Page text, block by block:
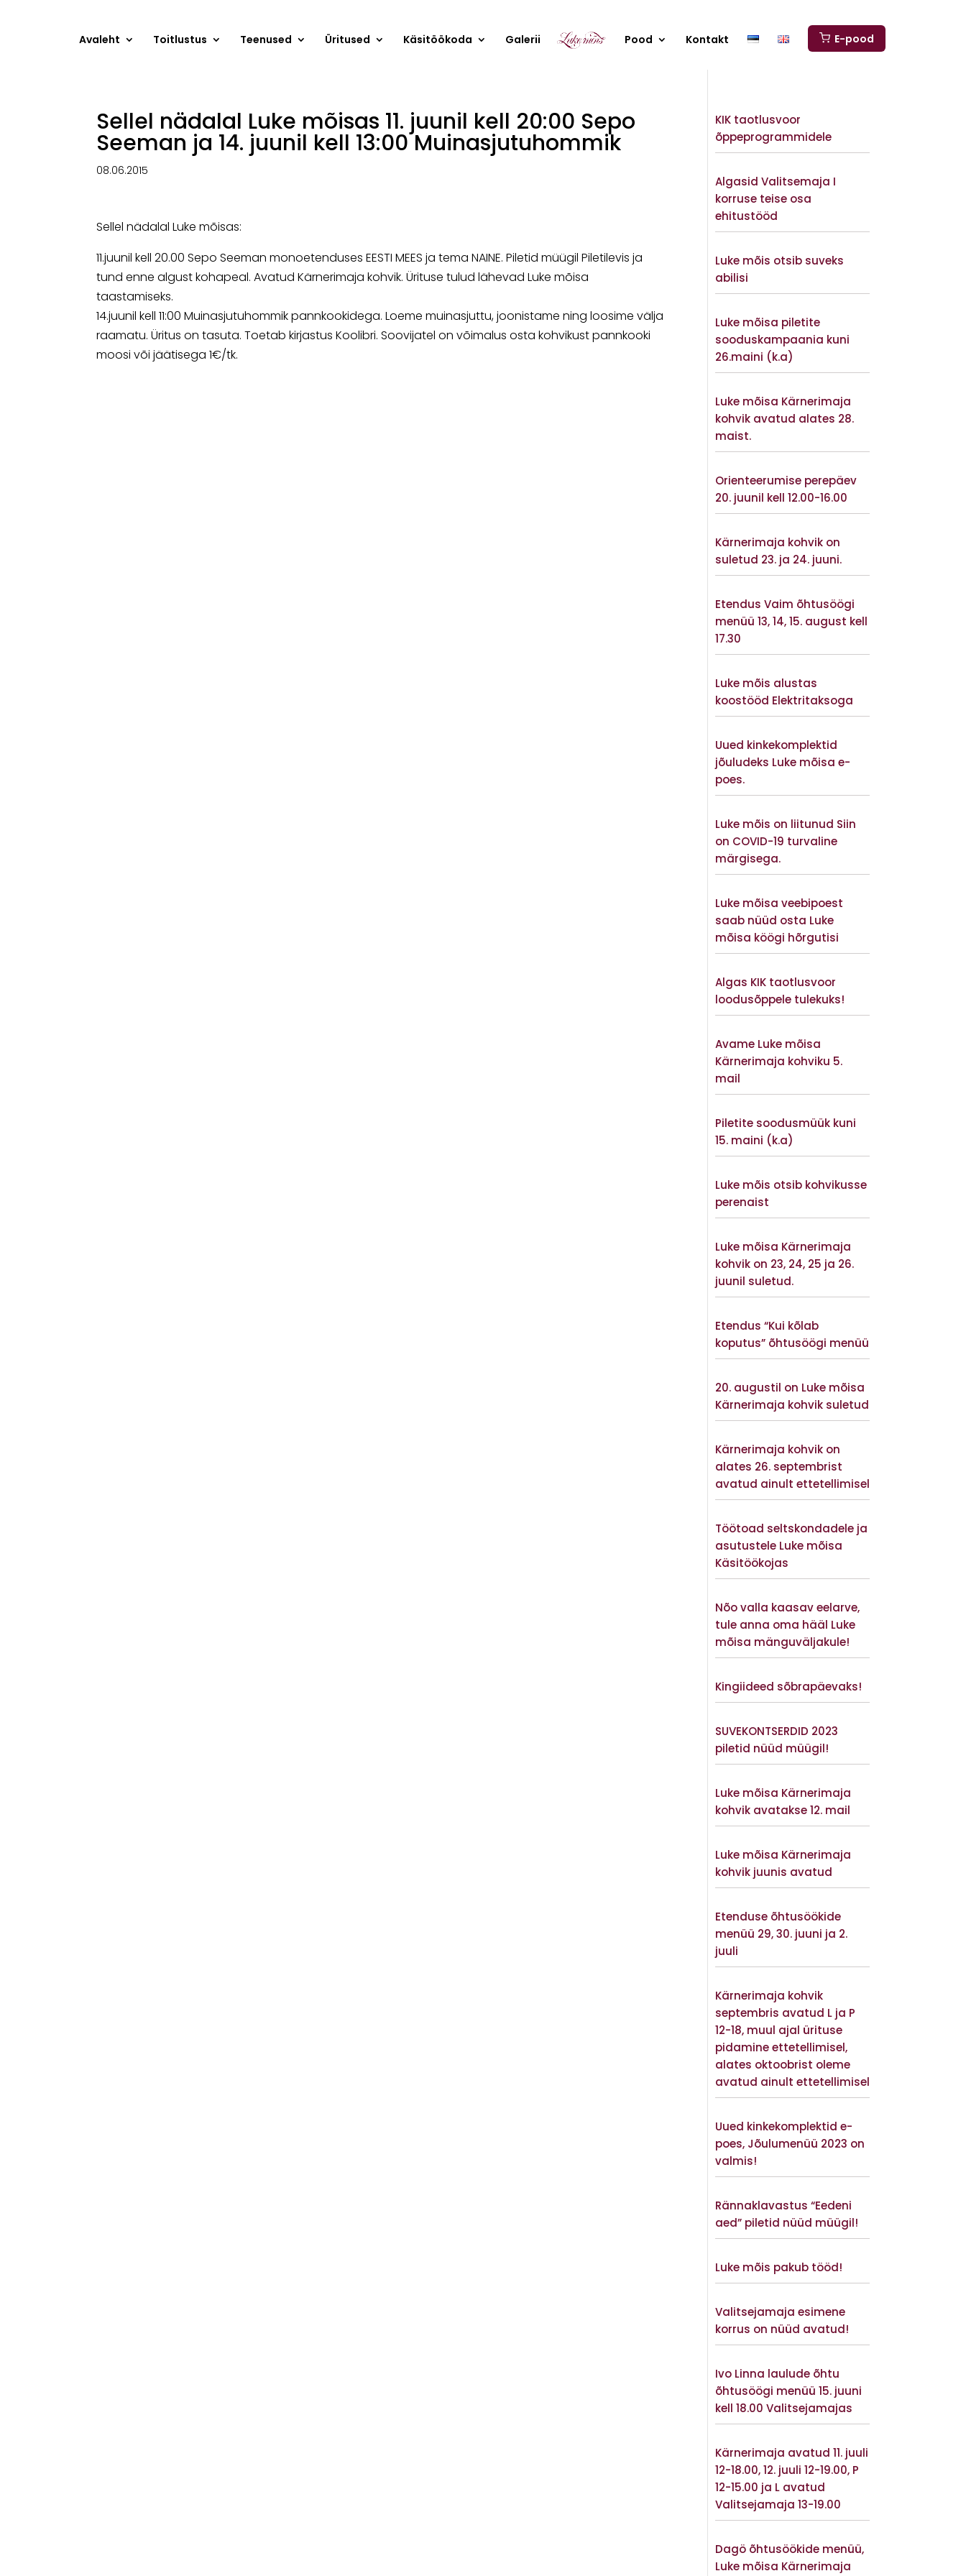
Avaleht Toitlustus Teenused Üritused Käsitöökoda Galerii Pood Kontakt E-pood
Sellel nädalal Luke mõisas 11. juunil kell 20:00 Sepo
Seeman ja 14. juunil kell 13:00 Muinasjutuhommik
08.06.2015
Sellel nädalal Luke mõisas:
11.juunil kell 20.00 Sepo Seeman monoetenduses EESTI MEES ja tema NAINE. Piletid müügil Piletilevis ja
tund enne algust kohapeal. Avatud Kärnerimaja kohvik. Ürituse tulud lähevad Luke mõisa
taastamiseks.
14.juunil kell 11:00 Muinasjutuhommik pannkookidega. Loeme muinasjuttu, joonistame ning loosime välja
raamatu. Üritus on tasuta. Toetab kirjastus Koolibri. Soovijatel on võimalus osta kohvikust pannkooki
moosi või jäätisega 1€/tk.
KIK taotlusvoor
õppeprogrammidele
Algasid Valitsemaja I
korruse teise osa
ehitustööd
Luke mõis otsib suveks
abilisi
Luke mõisa piletite
sooduskampaania kuni
26.maini (k.a)
Luke mõisa Kärnerimaja
kohvik avatud alates 28.
maist.
Orienteerumise perepäev
20. juunil kell 12.00-16.00
Kärnerimaja kohvik on
suletud 23. ja 24. juuni.
Etendus Vaim õhtusöögi
menüü 13, 14, 15. august kell
17.30
Luke mõis alustas
koostööd Elektritaksoga
Uued kinkekomplektid
jõuludeks Luke mõisa e-
poes.
Luke mõis on liitunud Siin
on COVID-19 turvaline
märgisega.
Luke mõisa veebipoest
saab nüüd osta Luke
mõisa köögi hõrgutisi
Algas KIK taotlusvoor
loodusõppele tulekuks!
Avame Luke mõisa
Kärnerimaja kohviku 5.
mail
Piletite soodusmüük kuni
15. maini (k.a)
Luke mõis otsib kohvikusse
perenaist
Luke mõisa Kärnerimaja
kohvik on 23, 24, 25 ja 26.
juunil suletud.
Etendus “Kui kõlab
koputus” õhtusöögi menüü
20. augustil on Luke mõisa
Kärnerimaja kohvik suletud
Kärnerimaja kohvik on
alates 26. septembrist
avatud ainult ettetellimisel
Töötoad seltskondadele ja
asutustele Luke mõisa
Käsitöökojas
Nõo valla kaasav eelarve,
tule anna oma hääl Luke
mõisa mänguväljakule!
Kingiideed sõbrapäevaks!
SUVEKONTSERDID 2023
piletid nüüd müügil!
Luke mõisa Kärnerimaja
kohvik avatakse 12. mail
Luke mõisa Kärnerimaja
kohvik juunis avatud
Etenduse õhtusöökide
menüü 29, 30. juuni ja 2.
juuli
Kärnerimaja kohvik
septembris avatud L ja P
12-18, muul ajal ürituse
pidamine ettetellimisel,
alates oktoobrist oleme
avatud ainult ettetellimisel
Uued kinkekomplektid e-
poes, Jõulumenüü 2023 on
valmis!
Rännaklavastus “Eedeni
aed” piletid nüüd müügil!
Luke mõis pakub tööd!
Valitsejamaja esimene
korrus on nüüd avatud!
Ivo Linna laulude õhtu
õhtusöögi menüü 15. juuni
kell 18.00 Valitsejamajas
Kärnerimaja avatud 11. juuli
12-18.00, 12. juuli 12-19.00, P
12-15.00 ja L avatud
Valitsejamaja 13-19.00
Dagö õhtusöökide menüü,
Luke mõisa Kärnerimaja